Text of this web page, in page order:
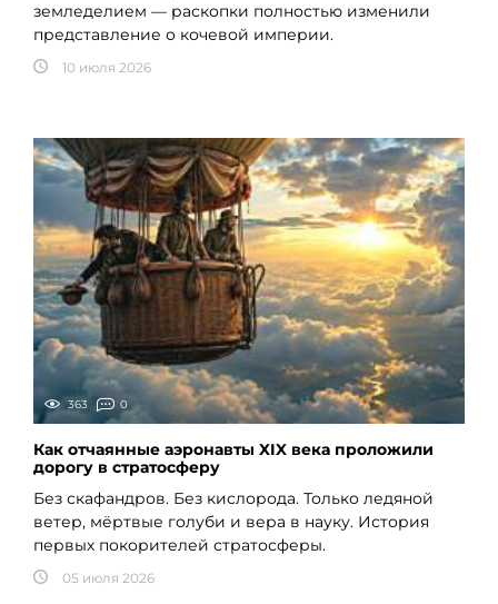
земледелием — раскопки полностью изменили
представление о кочевой империи.
10 июля 2026
363 0
Как отчаянные аэронавты XIX века проложили
дорогу в стратосферу
Без скафандров. Без кислорода. Только ледяной
ветер, мёртвые голуби и вера в науку. История
первых покорителей стратосферы.
05 июля 2026